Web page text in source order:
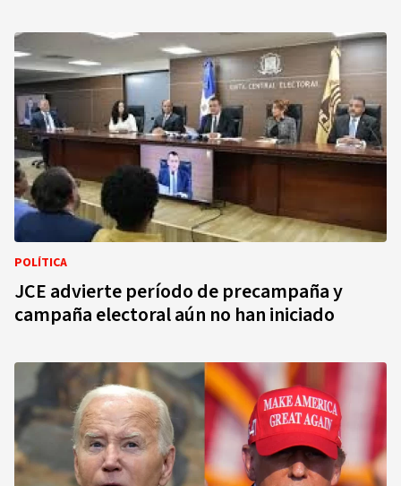
POLÍTICA
JCE advierte período de precampaña y
campaña electoral aún no han iniciado